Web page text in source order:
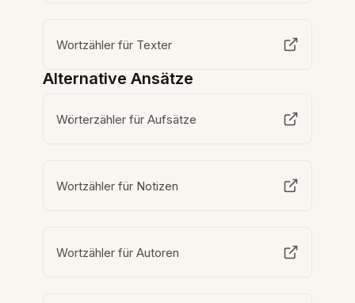
Wortzähler für Texter
Alternative Ansätze
Wörterzähler für Aufsätze
Wortzähler für Notizen
Wortzähler für Autoren